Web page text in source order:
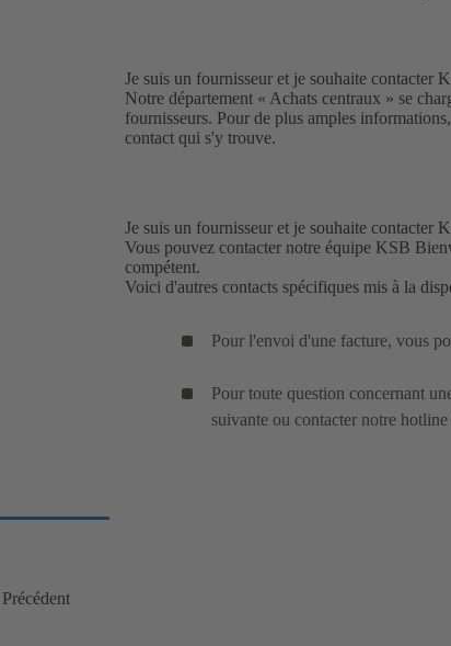
Je suis un fournisseur et je souhaite contacter
Notre département « Achats centraux » se
fournisseurs. Pour de plus amples
contact qui s'y trouve.
Je suis un fournisseur et je souhaite contacter
Vous pouvez contacter notre équipe KSB
compétent.
Voici d'autres contacts spécifiques mis à la
Pour l'envoi d'une facture, vous
Pour toute question concernant
suivante ou contacter notre
Précédent